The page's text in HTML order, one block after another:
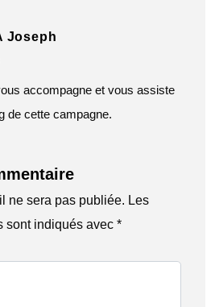
Joseph
accompagne et vous assiste
de cette campagne.
ne sera pas publiée. Les
sont indiqués avec *